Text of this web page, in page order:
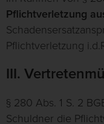
Pflichtverletzung
Pflichtverletzung
III.
§ 280 Abs. 1 S. 2
Schuldner die